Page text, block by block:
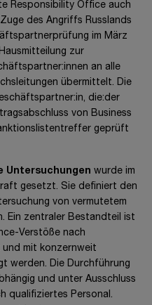
Responsibility Office auch
des Angriffs Russlands
im März
zur
an alle
übermittelt. Die
die:der
von Business
geprüft
Untersuchungen wurde im
gesetzt. Sie definiert den
von vermutetem
Ein zentraler Bestandteil ist
Verstöße nach
mit konzernweit
werden. Die Durchführung
und unter Ausschluss
qualifiziertes Personal.